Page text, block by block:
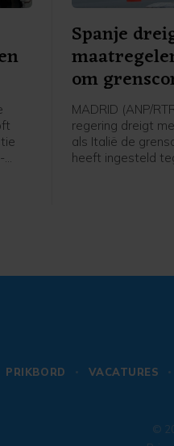
Spanje
om
MADRID (ANP/
regering dreigt
als Italië de
heeft ingesteld
PRIKBORD VACATURES
©